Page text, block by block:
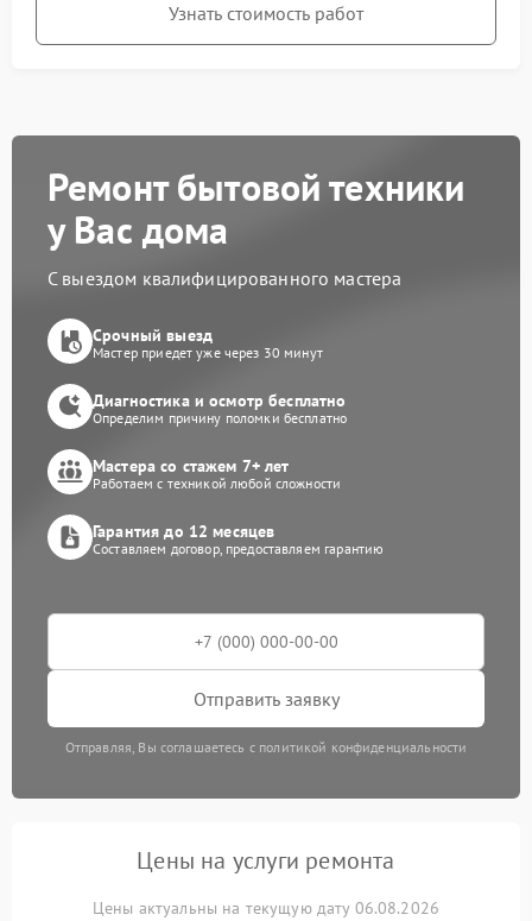
Узнать стоимость работ
Ремонт бытовой техники
у Вас дома
С выездом квалифицированного мастера
Срочный выезд
Мастер приедет уже через 30 минут
Диагностика и осмотр бесплатно
Определим причину поломки бесплатно
Мастера со стажем 7+ лет
Работаем с техникой любой сложности
Гарантия до 12 месяцев
Составляем договор, предоставляем гарантию
Отправить заявку
Отправляя, Вы соглашаетесь с политикой конфиденциальности
Цены на услуги ремонта
Цены актуальны на текущую дату 06.08.2026